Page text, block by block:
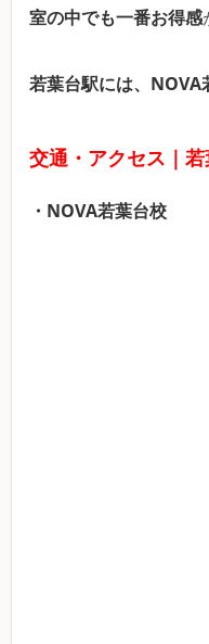
室の中でも一番お得感
若葉台駅には、NOVA
交通・アクセス｜
・NOVA若葉台校